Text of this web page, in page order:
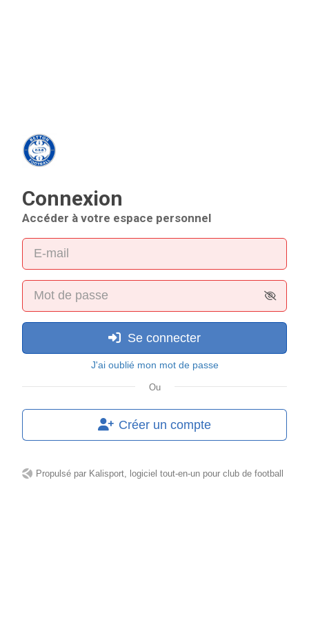
Connexion
Accéder à votre espace personnel
Se connecter
J'ai oublié mon mot de passe
Ou
Créer un compte
Propulsé par Kalisport, logiciel tout-en-un pour club de football